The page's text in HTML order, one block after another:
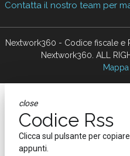
Contatta il nostro team per
Nextwork360 - Codice fiscale e
Nextwork360. ALL
close
Codice Rss
Clicca sul pulsante per
appunti.